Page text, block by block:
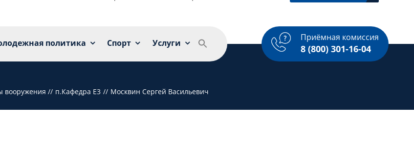
политика Спорт Услуги
Приёмная комиссия
8 (800) 301-16-04
Образование Наука Молодежная политика Спорт Услуги
вооружения п.Кафедра Е3 Москвин Сергей Васильевич